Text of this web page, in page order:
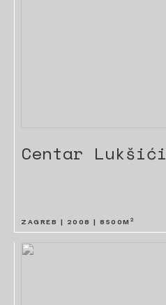
Centar Lukšići
ZAGREB | 2008 | 8500M 2